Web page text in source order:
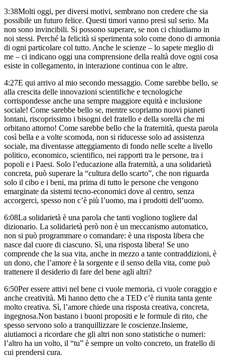
3:38Molti oggi, per diversi motivi, sembrano non credere che sia
possibile un futuro felice. Questi timori vanno presi sul serio. Ma
non sono invincibili. Si possono superare, se non ci chiudiamo in
noi stessi. Perché la felicità si sperimenta solo come dono di armonia
di ogni particolare col tutto. Anche le scienze – lo sapete meglio di
me – ci indicano oggi una comprensione della realtà dove ogni cosa
esiste in collegamento, in interazione continua con le altre.
4:27E qui arrivo al mio secondo messaggio. Come sarebbe bello, se
alla crescita delle innovazioni scientifiche e tecnologiche
corrispondesse anche una sempre maggiore equità e inclusione
sociale! Come sarebbe bello se, mentre scopriamo nuovi pianeti
lontani, riscoprissimo i bisogni del fratello e della sorella che mi
orbitano attorno! Come sarebbe bello che la fraternità, questa parola
così bella e a volte scomoda, non si riducesse solo ad assistenza
sociale, ma diventasse atteggiamento di fondo nelle scelte a livello
politico, economico, scientifico, nei rapporti tra le persone, tra i
popoli e i Paesi. Solo l’educazione alla fraternità, a una solidarietà
concreta, può superare la “cultura dello scarto”, che non riguarda
solo il cibo e i beni, ma prima di tutto le persone che vengono
emarginate da sistemi tecno-economici dove al centro, senza
accorgerci, spesso non c’è più l’uomo, ma i prodotti dell’uomo.
6:08La solidarietà è una parola che tanti vogliono togliere dal
dizionario. La solidarietà però non è un meccanismo automatico,
non si può programmare o comandare: è una risposta libera che
nasce dal cuore di ciascuno. Sì, una risposta libera! Se uno
comprende che la sua vita, anche in mezzo a tante contraddizioni, è
un dono, che l’amore è la sorgente e il senso della vita, come può
trattenere il desiderio di fare del bene agli altri?
6:50Per essere attivi nel bene ci vuole memoria, ci vuole coraggio e
anche creatività. Mi hanno detto che a TED c’è riunita tanta gente
molto creativa. Sì, l’amore chiede una risposta creativa, concreta,
ingegnosa.Non bastano i buoni propositi e le formule di rito, che
spesso servono solo a tranquillizzare le coscienze.Insieme,
aiutiamoci a ricordare che gli altri non sono statistiche o numeri:
l’altro ha un volto, il “tu” è sempre un volto concreto, un fratello di
cui prendersi cura.